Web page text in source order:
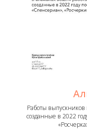
Работы
созданные в 2022